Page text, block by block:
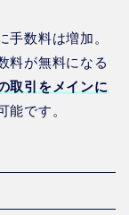
手数料は増加。
料が無料になる
取引をメインに
能です。